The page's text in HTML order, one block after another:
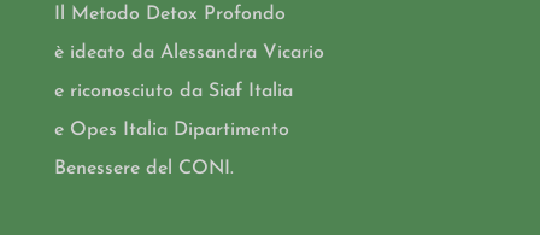
Il Metodo Detox Profondo
è ideato da Alessandra Vicario
e riconosciuto da Siaf Italia
e Opes Italia Dipartimento
Benessere del CONI.